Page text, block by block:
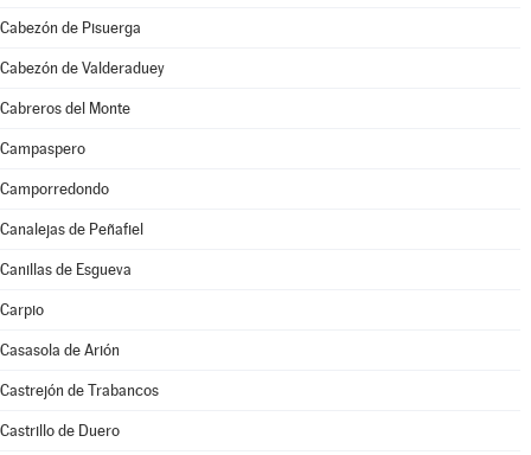
Cabezón de Pisuerga
Cabezón de Valderaduey
Cabreros del Monte
Campaspero
Camporredondo
Canalejas de Peñafiel
Canillas de Esgueva
Carpio
Casasola de Arión
Castrejón de Trabancos
Castrillo de Duero